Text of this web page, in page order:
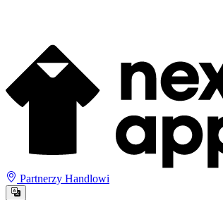
Partnerzy Handlowi